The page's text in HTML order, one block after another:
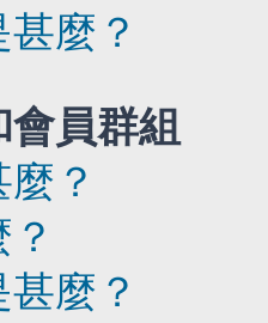
麼？
員群組
？
麼？